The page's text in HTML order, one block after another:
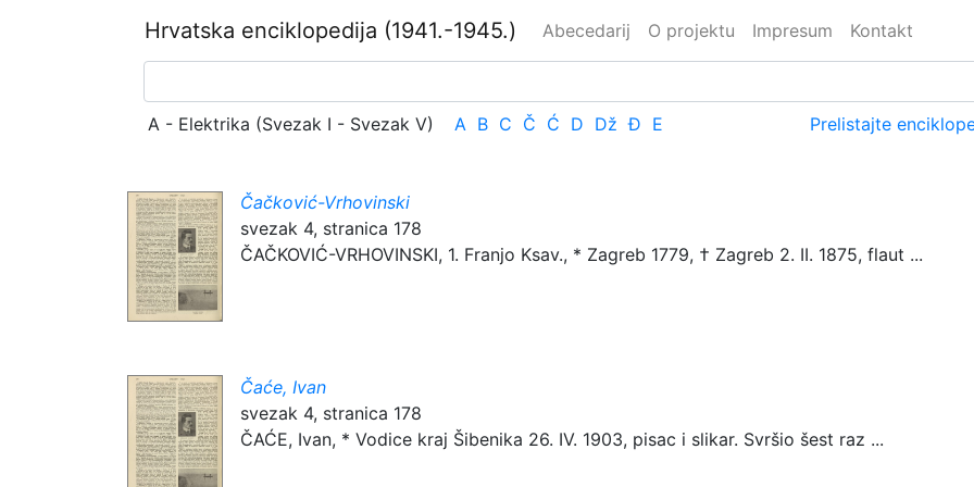
Hrvatska enciklopedija (1941.-1945.) Abecedarij O projektu Impresum Kontakt
A - Elektrika (Svezak I - Svezak V) A B C Č Ć D Dž Đ E Prelistajte
Čačković-Vrhovinski
svezak 4, stranica 178
ČAČKOVIĆ-VRHOVINSKI, 1. Franjo Ksav., * Zagreb 1779, † Zagreb 2. II. 1875, flaut ...
Čaće, Ivan
svezak 4, stranica 178
ČAĆE, Ivan, * Vodice kraj Šibenika 26. IV. 1903, pisac i slikar. Svršio šest raz ...